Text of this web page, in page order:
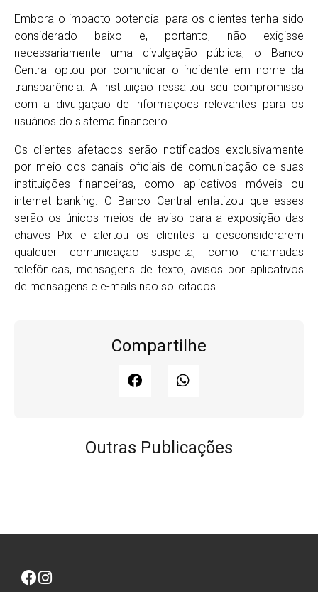
Embora o impacto potencial para os clientes tenha sido
considerado baixo e, portanto, não exigisse
necessariamente uma divulgação pública, o Banco
Central optou por comunicar o incidente em nome da
transparência. A instituição ressaltou seu compromisso
com a divulgação de informações relevantes para os
usuários do sistema financeiro.
Os clientes afetados serão notificados exclusivamente
por meio dos canais oficiais de comunicação de suas
instituições financeiras, como aplicativos móveis ou
internet banking. O Banco Central enfatizou que esses
serão os únicos meios de aviso para a exposição das
chaves Pix e alertou os clientes a desconsiderarem
qualquer comunicação suspeita, como chamadas
telefônicas, mensagens de texto, avisos por aplicativos
de mensagens e e-mails não solicitados.
Compartilhe
Outras Publicações